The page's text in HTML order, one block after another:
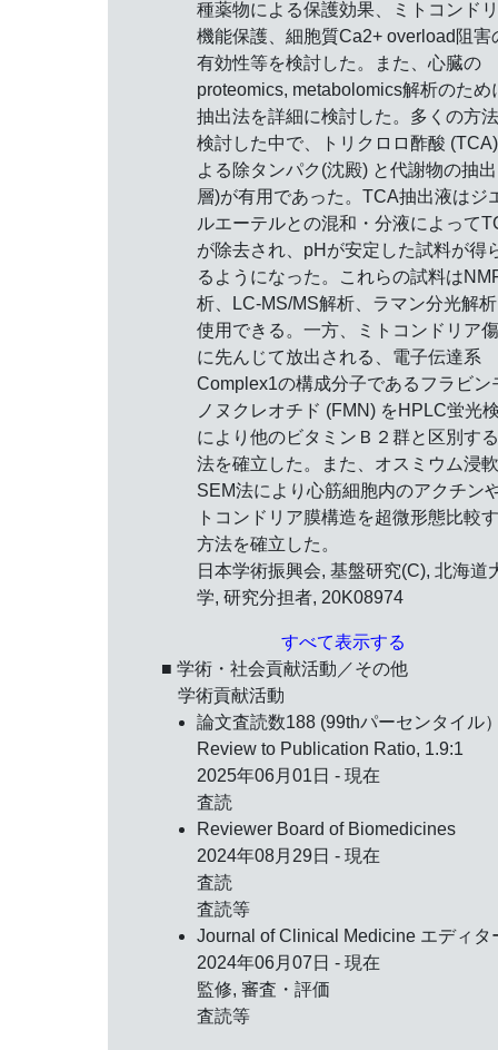
種薬物による保護効果、ミトコンド
機能保護、細胞質Ca2+ overload阻害
有効性等を検討した。また、心臓の
proteomics, metabolomics解析のため
抽出法を詳細に検討した。多くの方
検討した中で、トリクロロ酢酸
よる除タンパク(沈殿) と代謝物の抽
層)が有用であった。TCA抽出液はジ
ルエーテルとの混和・分液によって
が除去され、pHが安定した試料が得
るようになった。これらの試料は
析、LC-MS/MS解析、ラマン分光解
使用できる。一方、ミトコンドリア
に先んじて放出される、電子伝達系
Complex1の構成分子であるフラビン
ノヌクレオチド (FMN) をHPLC蛍光
により他のビタミンＢ２群と区別す
法を確立した。また、オスミウム浸軟
SEM法により心筋細胞内のアクチン
トコンドリア膜構造を超微形態比較
方法を確立した。
日本学術振興会, 基盤研究(C), 北海道
学, 研究分担者, 20K08974
すべて表示する
■ 学術・社会貢献活動／その他
学術貢献活動
論文査読数188 (99thパーセンタイル
Review to Publication Ratio, 1.9:1
2025年06月01日 - 現在
査読
Reviewer Board of Biomedicines
2024年08月29日 - 現在
査読
査読等
Journal of Clinical Medicine エディタ
2024年06月07日 - 現在
監修, 審査・評価
査読等